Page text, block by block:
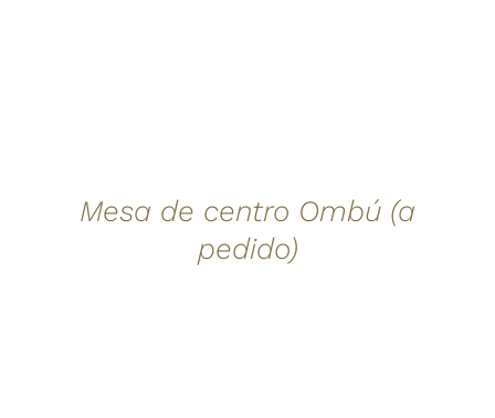
Mesa de centro Ombú (a
pedido)